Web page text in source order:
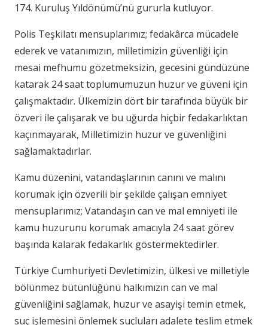
174. Kuruluş Yıldönümü’nü gururla kutluyor.
Polis Teşkilatı mensuplarımız; fedakârca mücadele
ederek ve vatanımızın, milletimizin güvenliği için
mesai mefhumu gözetmeksizin, gecesini gündüzüne
katarak 24 saat toplumumuzun huzur ve güveni için
çalışmaktadır. Ülkemizin dört bir tarafında büyük bir
özveri ile çalışarak ve bu uğurda hiçbir fedakarlıktan
kaçınmayarak, Milletimizin huzur ve güvenliğini
sağlamaktadırlar.
Kamu düzenini, vatandaşlarının canını ve malını
korumak için özverili bir şekilde çalışan emniyet
mensuplarımız; Vatandaşın can ve mal emniyeti ile
kamu huzurunu korumak amacıyla 24 saat görev
başında kalarak fedakarlık göstermektedirler.
Türkiye Cumhuriyeti Devletimizin, ülkesi ve milletiyle
bölünmez bütünlüğünü halkımızın can ve mal
güvenliğini sağlamak, huzur ve asayişi temin etmek,
suç işlemesini önlemek suçluları adalete teslim etmek